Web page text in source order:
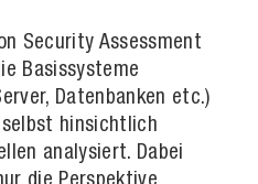
Security Assessment
Basissysteme
Datenbanken etc.)
selbst hinsichtlich
analysiert. Dabei